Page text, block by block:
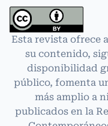
Esta revista ofrece
su contenido,
disponibilidad
público, fomenta
más amplio a
publicados en la